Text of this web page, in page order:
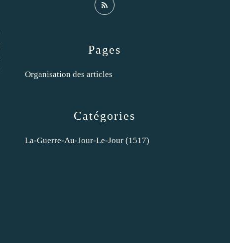
Catégories
La-Guerre-Au-Jour-Le-Jour (1517)
Pages
Organisation des articles